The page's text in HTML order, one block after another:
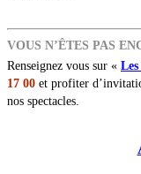
VOUS N’ÊTES PAS
Renseignez vous sur «
17 00 et profiter
nos spectacles.